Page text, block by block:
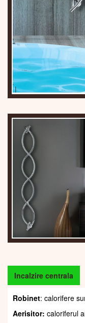
Incalzire centrala
Robinet: calorifere
Aerisitor: caloriferul